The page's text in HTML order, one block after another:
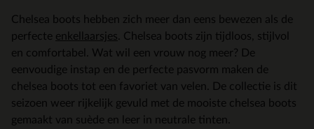
Chelsea boots hebben zich meer dan eens bewezen als de
perfecte enkellaarsjes . Chelsea boots zijn tijdloos, stijlvol
en comfortabel. Wat wil een vrouw nog meer? De
eenvoudige instap en de perfecte pasvorm maken de
chelsea boots tot een favoriet van velen. De collectie is dit
seizoen weer rijkelijk gevuld met de mooiste chelsea boots
gemaakt van suède en leer in neutrale tinten.